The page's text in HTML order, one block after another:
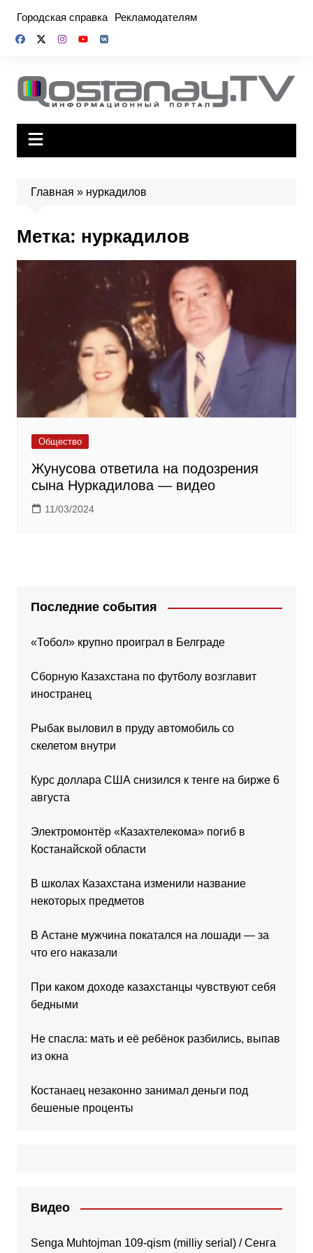
содержимому
Городская справка Рекламодателям
Главная » нуркадилов
Метка: нуркадилов
Общество
Жунусова ответила на подозрения
сына Нуркадилова — видео
11/03/2024
Последние события
«Тобол» крупно проиграл в Белграде
Сборную Казахстана по футболу возглавит
иностранец
Рыбак выловил в пруду автомобиль со
скелетом внутри
Курс доллара США снизился к тенге на бирже 6
августа
Электромонтёр «Казахтелекома» погиб в
Костанайской области
В школах Казахстана изменили название
некоторых предметов
В Астане мужчина покатался на лошади — за
что его наказали
При каком доходе казахстанцы чувствуют себя
бедными
Не спасла: мать и её ребёнок разбились, выпав
из окна
Костанаец незаконно занимал деньги под
бешеные проценты
Видео
Senga Muhtojman 109-qism (milliy serial) / Сенга